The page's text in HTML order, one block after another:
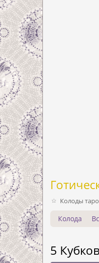
Колоды таро
Колода
5 Кубков